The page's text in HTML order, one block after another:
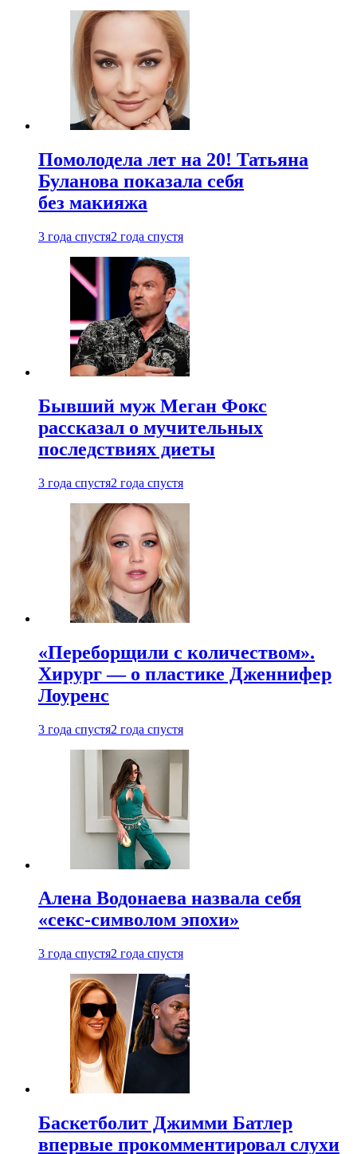
Помолодела лет на 20! Татьяна
Буланова показала себя
без макияжа
3 года спустя2 года спустя
Бывший муж Меган Фокс
рассказал о мучительных
последствиях диеты
3 года спустя2 года спустя
«Переборщили с количеством».
Хирург — о пластике Дженнифер
Лоуренс
3 года спустя2 года спустя
Алена Водонаева назвала себя
«секс-символом эпохи»
3 года спустя2 года спустя
Баскетболит Джимми Батлер
впервые прокомментировал слухи